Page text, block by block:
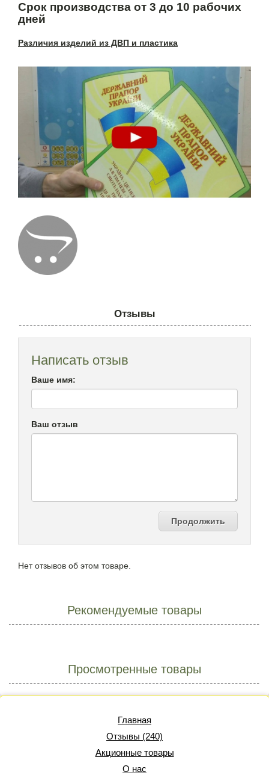
Срок производства от 3 до 10 рабочих
дней
Различия изделий из ДВП и пластика
Отзывы
Написать отзыв
Ваше имя:
Ваш отзыв
Продолжить
Нет отзывов об этом товаре.
Рекомендуемые товары
Просмотренные товары
Главная
Отзывы (240)
Акционные товары
О нас